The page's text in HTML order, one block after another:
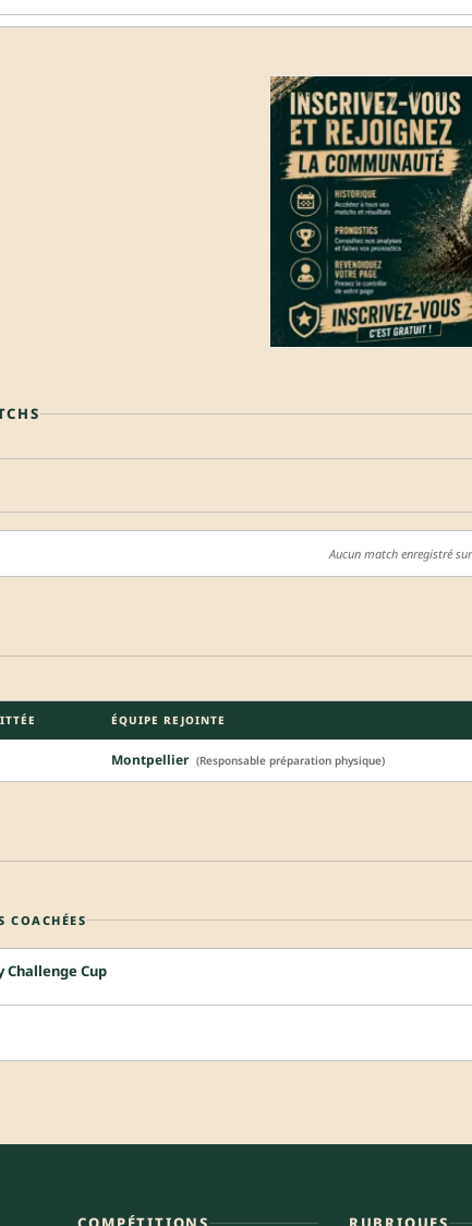
Aucun match enregistré
ÉQUIPE REJOINTE
Montpellier (Responsable préparation physique)
COACHÉES
Challenge Cup